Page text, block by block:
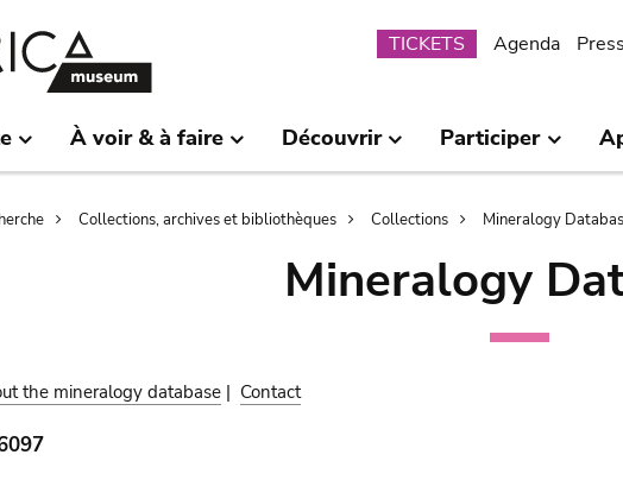
Submenu
TICKETS Agenda
À voir & à faire Découvrir Participer
Collections, archives et bibliothèques Collections Mineralogy
Mineralogy
the mineralogy database | Contact